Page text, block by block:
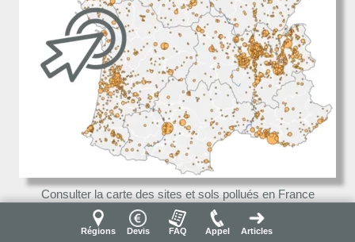
Consulter la carte des sites et sols pollués en France
Régions Devis FAQ Appel Articles